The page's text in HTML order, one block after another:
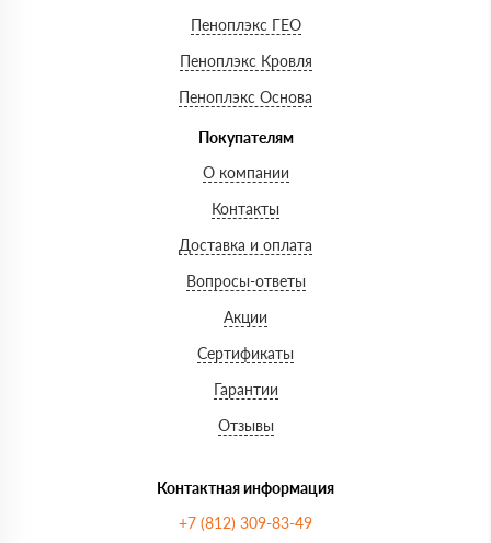
Пеноплэкс ГЕО
Пеноплэкс Кровля
Пеноплэкс Основа
Покупателям
О компании
Контакты
Доставка и оплата
Вопросы-ответы
Акции
Сертификаты
Гарантии
Отзывы
Контактная информация
+7 (812) 309-83-49